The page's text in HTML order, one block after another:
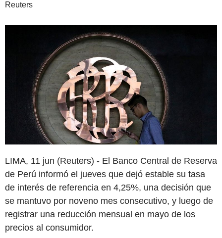
Reuters
LIMA, 11 jun (Reuters) - El Banco Central de Reserva
de Perú informó el jueves que dejó estable su tasa
de interés de referencia en 4,25%, una decisión que
se mantuvo por noveno mes consecutivo, y luego de
registrar una reducción mensual en mayo de los
precios al consumidor.